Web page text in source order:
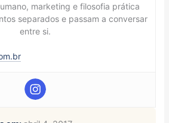
marketing e filosofia prática
separados e passam a conversar
entre si.